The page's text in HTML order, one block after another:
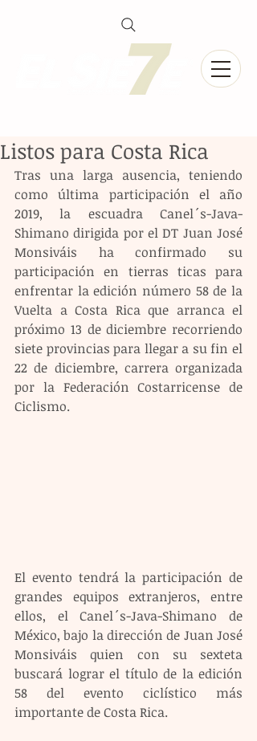
Listos para Costa Rica
Tras una larga ausencia, teniendo
como última participación el año
2019, la escuadra Canel´s-Java-
Shimano dirigida por el DT Juan José
Monsiváis ha confirmado su
participación en tierras ticas para
enfrentar la edición número 58 de la
Vuelta a Costa Rica que arranca el
próximo 13 de diciembre recorriendo
siete provincias para llegar a su fin el
22 de diciembre, carrera organizada
por la Federación Costarricense de
Ciclismo.
El evento tendrá la participación de
grandes equipos extranjeros, entre
ellos, el Canel´s-Java-Shimano de
México, bajo la dirección de Juan José
Monsiváis quien con su sexteta
buscará lograr el título de la edición
58 del evento ciclístico más
importante de Costa Rica.